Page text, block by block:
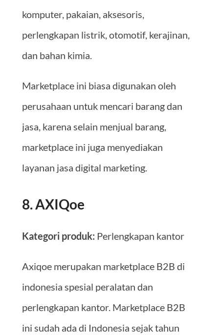
komputer, pakaian, aksesoris,
perlengkapan listrik, otomotif, kerajinan,
dan bahan kimia.
Marketplace ini biasa digunakan oleh
perusahaan untuk mencari barang dan
jasa, karena selain menjual barang,
marketplace ini juga menyediakan
layanan jasa digital marketing.
8. AXIQoe
Kategori produk: Perlengkapan kantor
Axiqoe merupakan marketplace B2B di
indonesia spesial peralatan dan
perlengkapan kantor. Marketplace B2B
ini sudah ada di Indonesia sejak tahun